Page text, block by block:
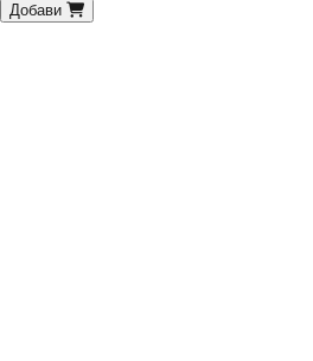
Добави